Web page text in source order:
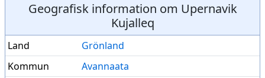
Geografisk information om Upernavik
Kujalleq
Land
Grönland
Kommun
Avannaata